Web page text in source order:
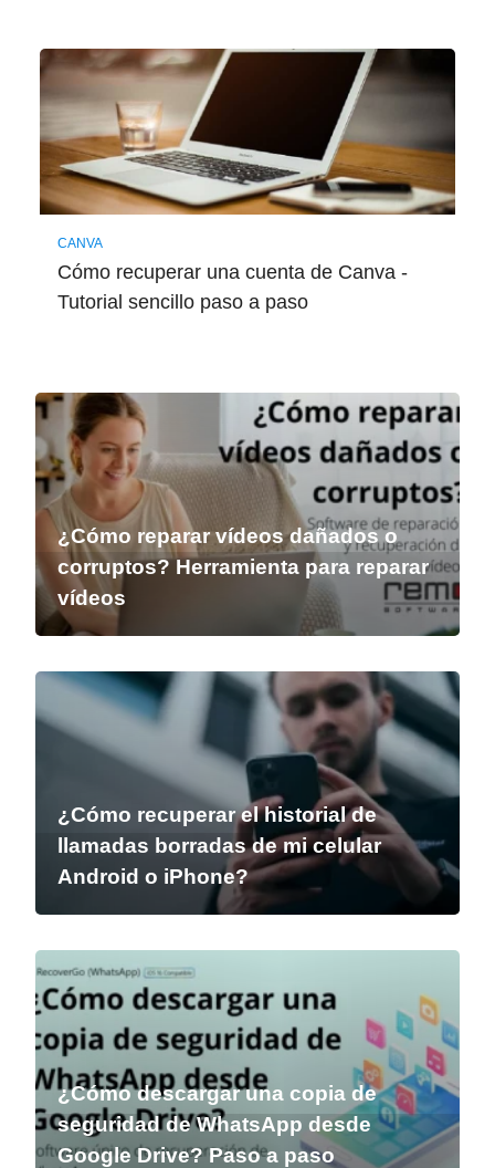
CANVA
Cómo recuperar una cuenta de Canva -
Tutorial sencillo paso a paso
¿Cómo reparar vídeos dañados o
corruptos? Herramienta para reparar
vídeos
¿Cómo recuperar el historial de
llamadas borradas de mi celular
Android o iPhone?
¿Cómo descargar una copia de
seguridad de WhatsApp desde
Google Drive? Paso a paso